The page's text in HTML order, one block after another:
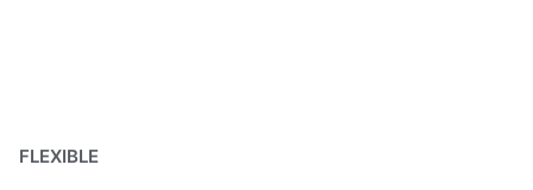
FLEXIBLE